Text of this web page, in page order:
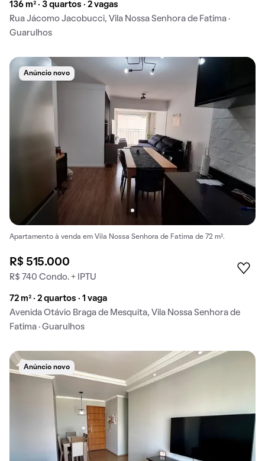
136 m² · 3 quartos · 2 vagas
Rua Jácomo Jacobucci, Vila Nossa Senhora de Fatima ·
Guarulhos
Anúncio novo
Apartamento à venda em Vila Nossa Senhora de Fatima de 72 m².
R$ 515.000
R$ 740 Condo. + IPTU
72 m² · 2 quartos · 1 vaga
Avenida Otávio Braga de Mesquita, Vila Nossa Senhora de
Fatima · Guarulhos
Anúncio novo